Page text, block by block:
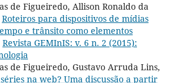
de Figueiredo, Allison Ronaldo da
Roteiros para dispositivos de mídias
e trânsito como elementos
Revista GEMInIS: v. 6 n. 2 (2015):
de Figueiredo, Gustavo Arruda Lins,
na web? Uma discussão a partir